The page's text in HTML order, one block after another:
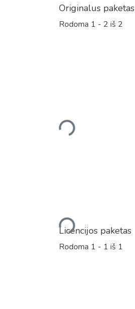
Originalus paketas
Rodoma 1 - 2 iš 2
Įkeliama...
Įkeliama...
Licencijos paketas
Rodoma 1 - 1 iš 1